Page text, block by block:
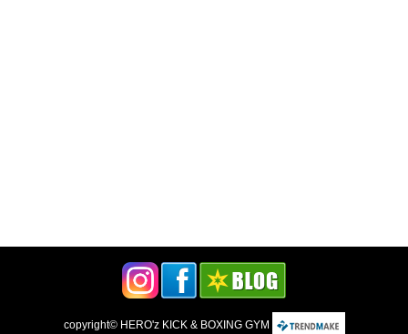
copyright© HERO'z KICK & BOXING GYM